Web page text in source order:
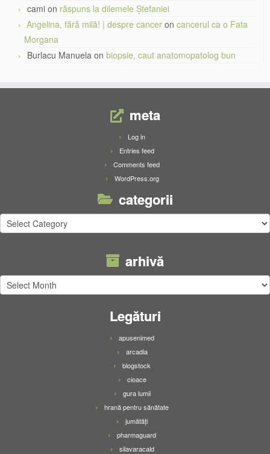
cami on răspuns la dilemele Ștefaniei
Angelina, fără milă! | despre cancer on cancerul ca o Fata
Morgana
Burlacu Manuela on biopsie, caut anatomopatolog bun
meta
Log in
Entries feed
Comments feed
WordPress.org
categorii
categorii
arhivă
arhivă
Legături
apusenimed
arcadia
blogstock
cioace
gura lumii
hrană pentru sănătate
jumătăți
pharmaguard
silavaracald